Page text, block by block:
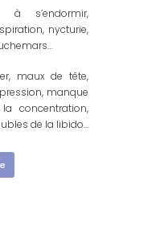
à s’endormir,
nycturie,
maux de tête,
manque
concentration,
de la libido…